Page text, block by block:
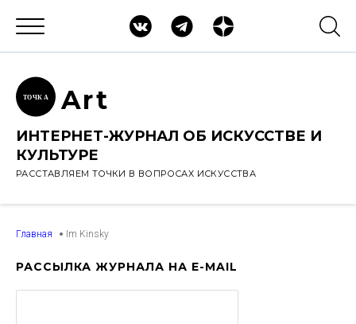
ТОЧК А Art
ИНТЕРНЕТ-ЖУРНАЛ ОБ ИСКУССТВЕ И
КУЛЬТУРЕ
РАССТАВЛЯЕМ ТОЧКИ В ВОПРОСАХ ИСКУССТВА
Главная Im Kinsky
РАССЫЛКА ЖУРНАЛА НА E-MAIL